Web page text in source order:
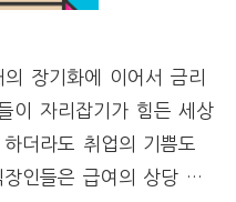
장기화에 이어서 금리
이 자리잡기가 힘든 세상
더라도 취업의 기쁨도
인들은 급여의 상당 …